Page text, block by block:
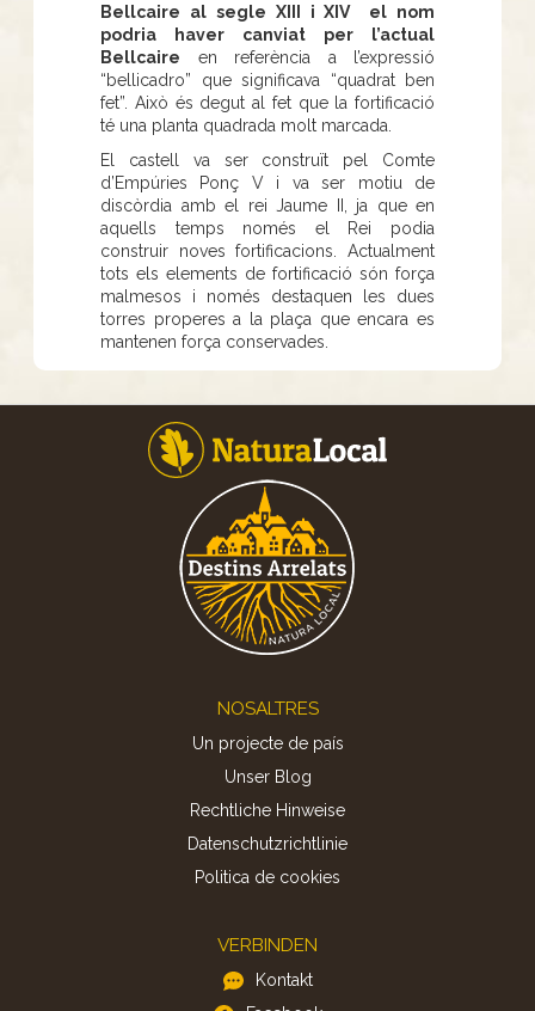
Bellcaire al segle XIII i XIV el nom
podria haver canviat per l’actual
Bellcaire en referència a l’expressió
“bellicadro” que significava “quadrat ben
fet”. Això és degut al fet que la fortificació
té una planta quadrada molt marcada.
El castell va ser construït pel Comte
d’Empúries Ponç V i va ser motiu de
discòrdia amb el rei Jaume II, ja que en
aquells temps només el Rei podia
construir noves fortificacions. Actualment
tots els elements de fortificació són força
malmesos i només destaquen les dues
torres properes a la plaça que encara es
mantenen força conservades.
NOSALTRES
Un projecte de país
Unser Blog
Rechtliche Hinweise
Datenschutzrichtlinie
Politica de cookies
VERBINDEN
Kontakt